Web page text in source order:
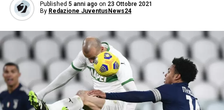
Published 5 anni ago on 23 Ottobre 2021
By Redazione JuventusNews24